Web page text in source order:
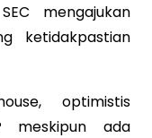
mengajukan
ketidakpastian
optimistis
meskipun ada